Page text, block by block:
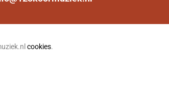
cookies.